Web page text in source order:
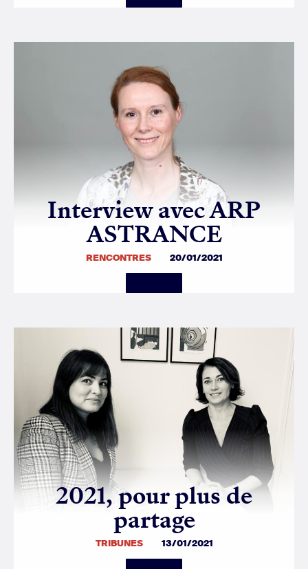
Interview avec ARP
ASTRANCE
RENCONTRES 20/01/2021
2021, pour plus de
partage
TRIBUNES 13/01/2021